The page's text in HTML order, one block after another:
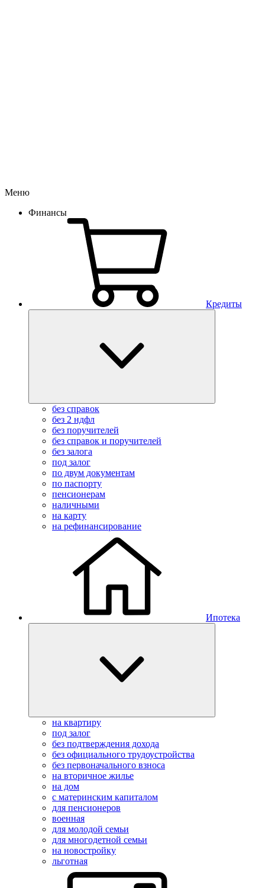
Меню
Финансы
Кредиты
без справок
без 2 ндфл
без поручителей
без справок и поручителей
без залога
под залог
по двум документам
по паспорту
пенсионерам
наличными
на карту
на рефинансирование
Ипотека
на квартиру
под залог
без подтверждения дохода
без официального трудоустройства
без первоначального взноса
на вторичное жилье
на дом
с материнским капиталом
для пенсионеров
военная
для молодой семьи
для многодетной семьи
на новостройку
льготная